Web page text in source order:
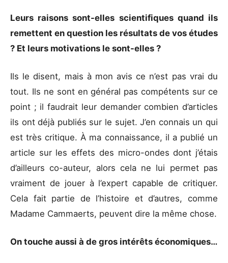
Leurs raisons sont-elles scientifiques quand ils
remettent en question les résultats de vos études
? Et leurs motivations le sont-elles ?
Ils le disent, mais à mon avis ce n’est pas vrai du
tout. Ils ne sont en général pas compétents sur ce
point ; il faudrait leur demander combien d’articles
ils ont déjà publiés sur le sujet. J’en connais un qui
est très critique. À ma connaissance, il a publié un
article sur les effets des micro-ondes dont j’étais
d’ailleurs co-auteur, alors cela ne lui permet pas
vraiment de jouer à l’expert capable de critiquer.
Cela fait partie de l’histoire et d’autres, comme
Madame Cammaerts, peuvent dire la même chose.
On touche aussi à de gros intérêts économiques…